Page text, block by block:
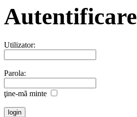
Autentificare
Utilizator:
Parola:
ţine-mã minte